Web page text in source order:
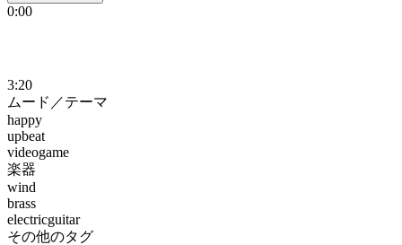
0:00
3:20
ムード／テーマ
happy
upbeat
videogame
楽器
wind
brass
electricguitar
その他のタグ